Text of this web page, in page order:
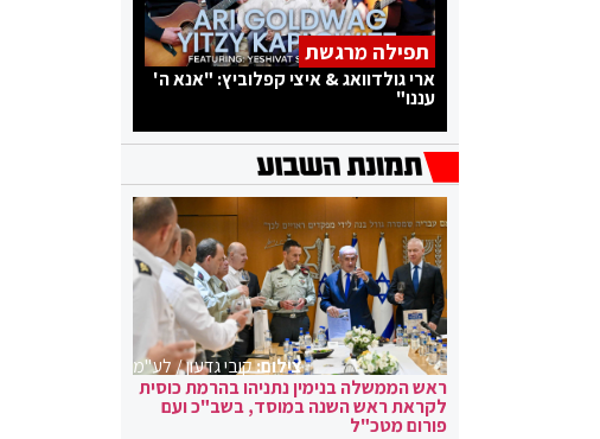
תפילה מרגשת
ארי גולדוואג & איצי קפלוביץ: "אנא ה'
עננו"
צילום:קובי גדעון / לע"מ
ראש הממשלה בנימין נתניהו בהרמת כוסית
לקראת ראש השנה במוסד, בשב"כ ועם
פורום מטכ"ל